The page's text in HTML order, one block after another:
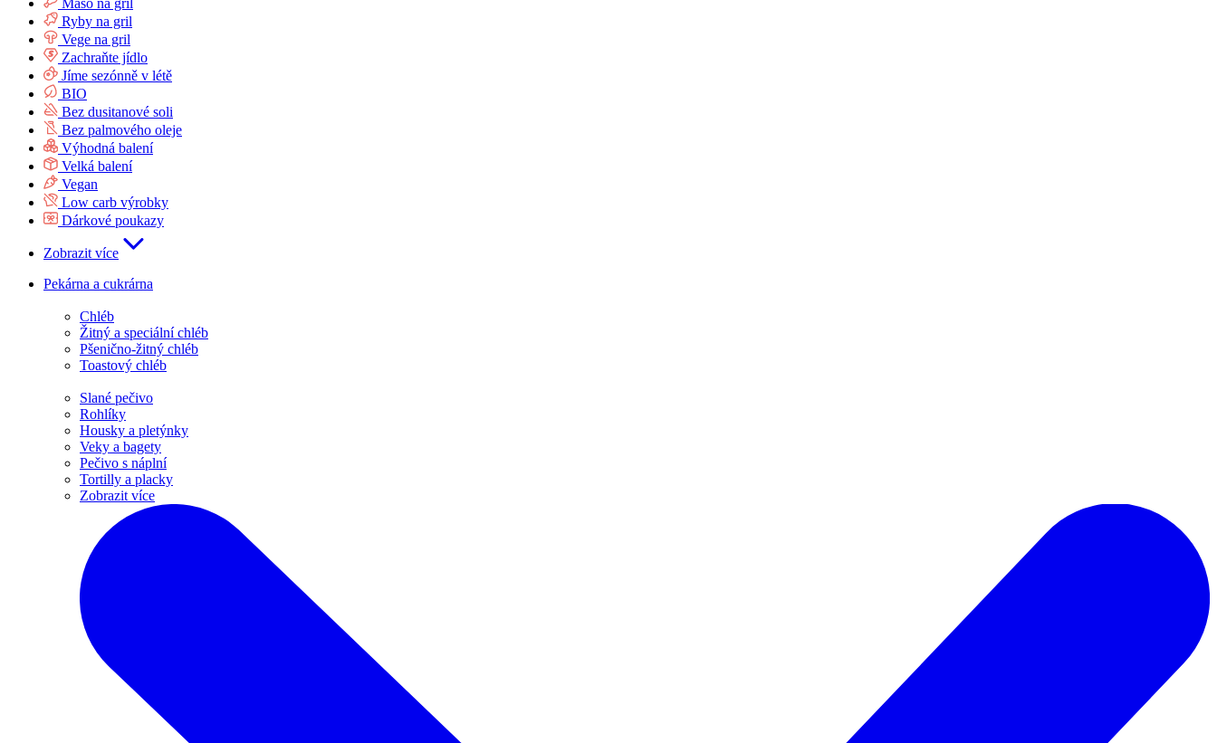
Maso na gril
Ryby na gril
Vege na gril
Zachraňte jídlo
Jíme sezónně v létě
BIO
Bez dusitanové soli
Bez palmového oleje
Výhodná balení
Velká balení
Vegan
Low carb výrobky
Dárkové poukazy
Zobrazit více
Pekárna a cukrárna
Chléb
Žitný a speciální chléb
Pšenično-žitný chléb
Toastový chléb
Slané pečivo
Rohlíky
Housky a pletýnky
Veky a bagety
Pečivo s náplní
Tortilly a placky
Zobrazit více